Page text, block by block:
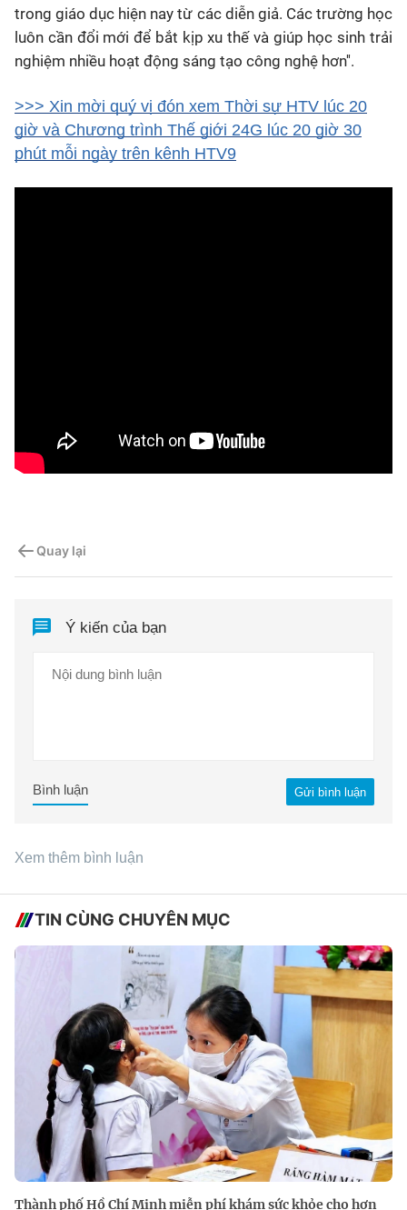
trong giáo dục hiện nay từ các diễn giả. Các trường học
luôn cần đổi mới để bắt kịp xu thế và giúp học sinh trải
nghiệm nhiều hoạt động sáng tạo công nghệ hơn''.
>>> Xin mời quý vị đón xem Thời sự HTV lúc 20
giờ và Chương trình Thế giới 24G lúc 20 giờ 30
phút mỗi ngày trên kênh HTV9
Quay lại
Ý kiến của bạn
Gửi bình luận
Bình luận
Xem thêm bình luận
TIN CÙNG CHUYÊN MỤC
Thành phố Hồ Chí Minh miễn phí khám sức khỏe cho hơn